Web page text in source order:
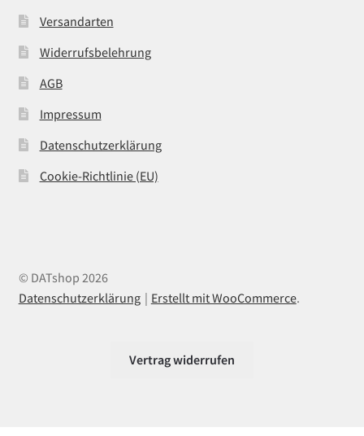
Versandarten
Widerrufsbelehrung
AGB
Impressum
Datenschutzerklärung
Cookie-Richtlinie (EU)
© DATshop 2026
Datenschutzerklärung
Erstellt mit WooCommerce.
Vertrag widerrufen